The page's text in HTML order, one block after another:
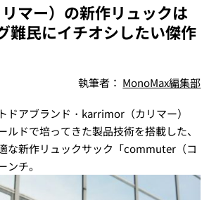
マー）の新作リュックは
難民にイチオシしたい傑作
執筆者： MonoMax編集部
ドアブランド・karrimor（カリマー）
ルドで培ってきた製品技術を搭載した、
な新作リュックサック「commuter（コ
ンチ。